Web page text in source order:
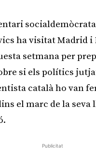
ha visitat Madrid i
setmana per
si els polítics
català ho van
el marc de la seva
Publicitat